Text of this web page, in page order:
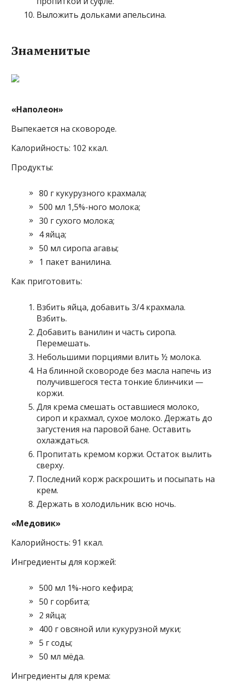
Выложить дольками апельсина.
Знаменитые
«Наполеон»
Выпекается на сковороде.
Калорийность: 102 ккал.
Продукты:
80 г кукурузного крахмала;
500 мл 1,5%-ного молока;
30 г сухого молока;
4 яйца;
50 мл сиропа агавы;
1 пакет ванилина.
Как приготовить:
Взбить яйца, добавить 3/4 крахмала.
Взбить.
Добавить ванилин и часть сиропа.
Перемешать.
Небольшими порциями влить ½ молока.
На блинной сковороде без масла напечь из
получившегося теста тонкие блинчики —
коржи.
Для крема смешать оставшиеся молоко,
сироп и крахмал, сухое молоко. Держать до
загустения на паровой бане. Оставить
охлаждаться.
Пропитать кремом коржи. Остаток вылить
сверху.
Последний корж раскрошить и посыпать на
крем.
Держать в холодильник всю ночь.
«Медовик»
Калорийность: 91 ккал.
Ингредиенты для коржей:
500 мл 1%-ного кефира;
50 г сорбита;
2 яйца;
400 г овсяной или кукурузной муки;
5 г соды;
50 мл мёда.
Ингредиенты для крема: